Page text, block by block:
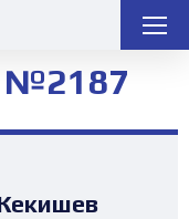
№2187